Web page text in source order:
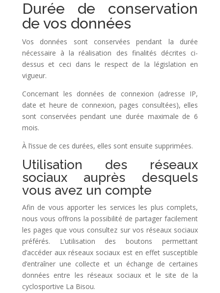
Durée de conservation
de vos données
Vos données sont conservées pendant la durée
nécessaire à la réalisation des finalités décrites ci-
dessus et ceci dans le respect de la législation en
vigueur.
Concernant les données de connexion (adresse IP,
date et heure de connexion, pages consultées), elles
sont conservées pendant une durée maximale de 6
mois.
À l’issue de ces durées, elles sont ensuite supprimées.
Utilisation des réseaux
sociaux auprès desquels
vous avez un compte
Afin de vous apporter les services les plus complets,
nous vous offrons la possibilité de partager facilement
les pages que vous consultez sur vos réseaux sociaux
préférés. L’utilisation des boutons permettant
d’accéder aux réseaux sociaux est en effet susceptible
d’entraîner une collecte et un échange de certaines
données entre les réseaux sociaux et le site de la
cyclosportive La Bisou.